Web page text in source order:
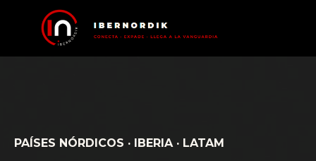
PAÍSES NÓRDICOS · IBERIA · LATAM